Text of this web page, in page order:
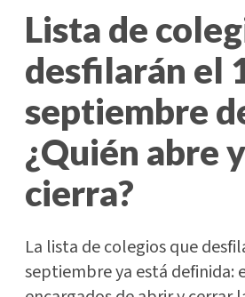
Lista de
desfilarán el
septiembre
¿Quién abre
cierra?
La lista de colegios que
septiembre ya está definida: